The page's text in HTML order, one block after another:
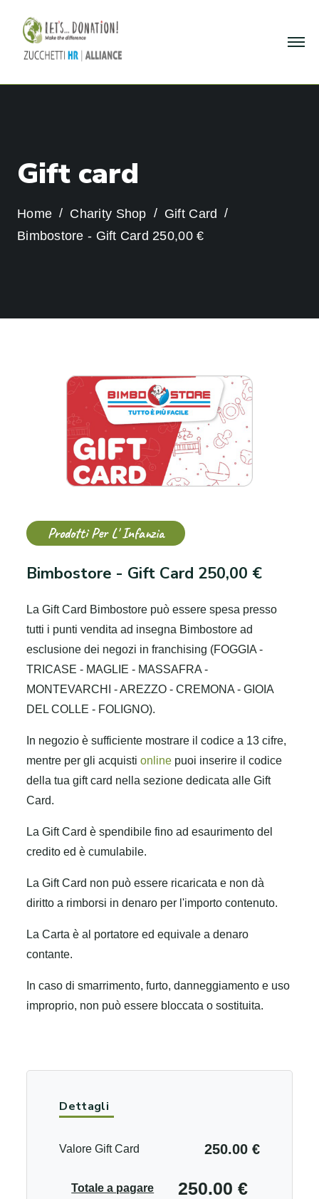
Gift card
Home Charity Shop
Gift Card
Bimbostore - Gift Card 250,00 €
Prodotti Per L' Infanzia
Bimbostore - Gift Card 250,00 €
La Gift Card Bimbostore può essere spesa presso
tutti i punti vendita ad insegna Bimbostore ad
esclusione dei negozi in franchising (FOGGIA -
TRICASE - MAGLIE - MASSAFRA -
MONTEVARCHI - AREZZO - CREMONA - GIOIA
DEL COLLE - FOLIGNO).
In negozio è sufficiente mostrare il codice a 13 cifre,
mentre per gli acquistionline puoi inserire il codice
della tua gift card nella sezione dedicata alle Gift
Card.
La Gift Card è spendibile fino ad esaurimento del
credito ed è cumulabile.
La Gift Card non può essere ricaricata e non dà
diritto a rimborsi in denaro per l'importo contenuto.
La Carta è al portatore ed equivale a denaro
contante.
In caso di smarrimento, furto, danneggiamento e uso
improprio, non può essere bloccata o sostituita.
Dettagli
Valore Gift Card 250.00 €
Totale a pagare 250.00 €